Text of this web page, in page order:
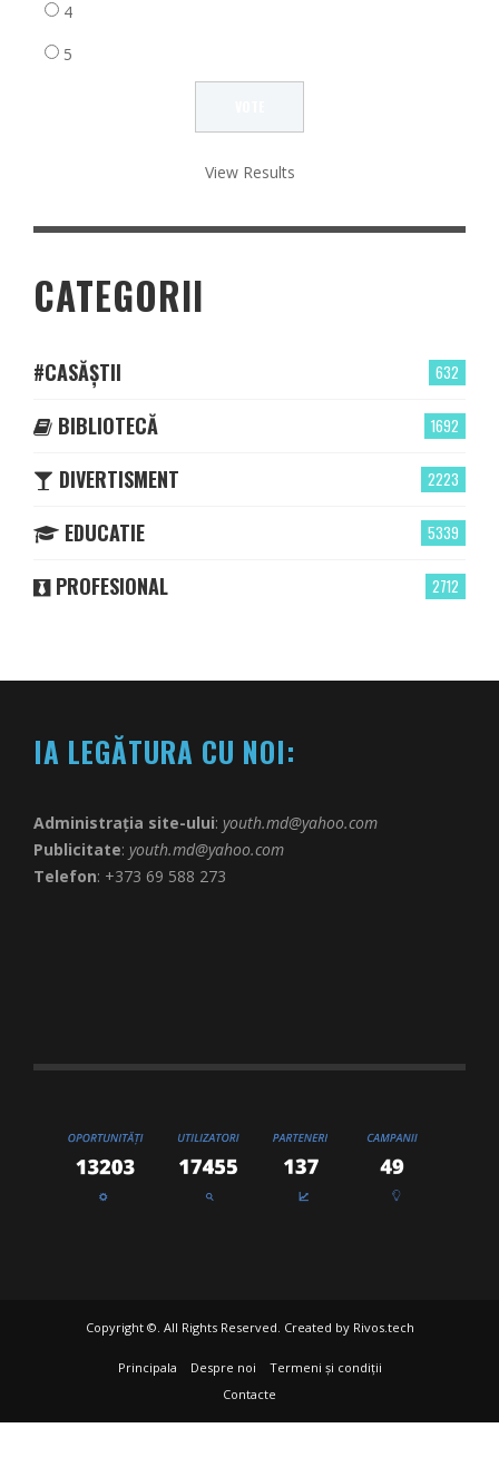
4
5
View Results
CATEGORII
632
#CASĂȘTII
1692
BIBLIOTECĂ
2223
DIVERTISMENT
5339
EDUCATIE
2712
PROFESIONAL
IA LEGĂTURA CU NOI:
Administrația site-ului: youth.md@yahoo.com
Publicitate: youth.md@yahoo.com
Telefon: +373 69 588 273
Copyright ©. All Rights Reserved. Created by Rivos.tech
Principala Despre noi
Termeni și condiții
Contacte